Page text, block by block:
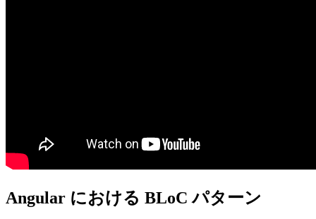
Angular における BLoC パターン